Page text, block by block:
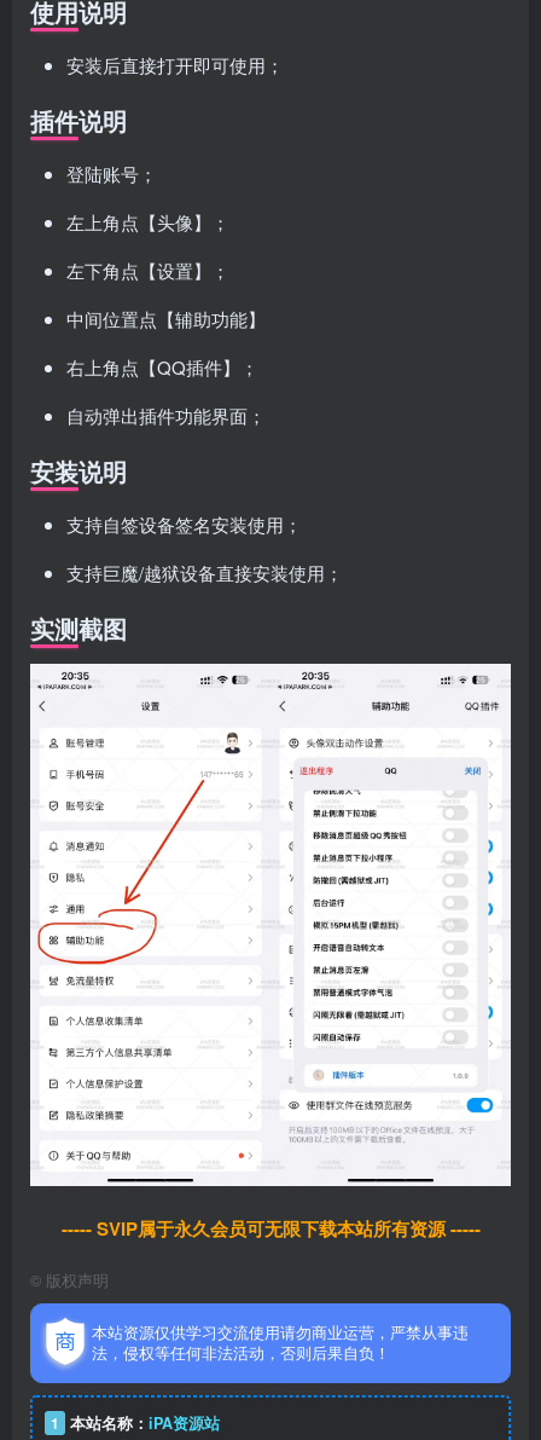
使用说明
安装后直接打开即可使用；
插件说明
登陆账号；
左上角点【头像】；
左下角点【设置】；
中间位置点【辅助功能】
右上角点【QQ插件】；
自动弹出插件功能界面；
安装说明
支持自签设备签名安装使用；
支持巨魔/越狱设备直接安装使用；
实测截图
----- SVIP属于永久会员可无限下载本站所有资源 -----
© 版权声明
本站资源仅供学习交流使用请勿商业运营，严禁从事违
法，侵权等任何非法活动，否则后果自负！
1 本站名称： iPA资源站